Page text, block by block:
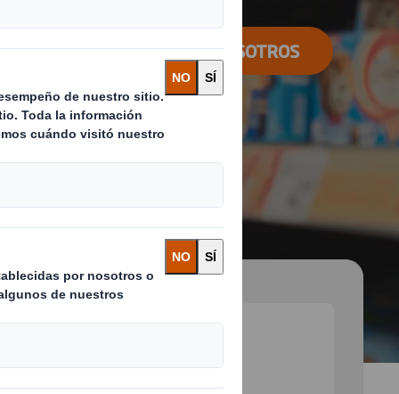
CONTACTA CON NOSOTROS